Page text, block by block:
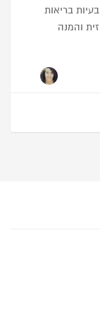
בריאות
והמנה